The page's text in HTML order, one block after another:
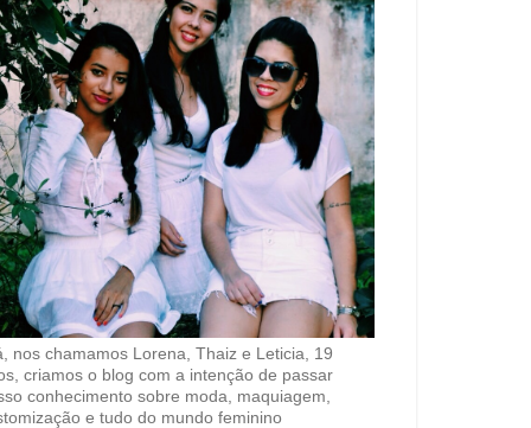
nos chamamos Lorena, Thaiz e Leticia, 19
criamos o blog com a intenção de passar
conhecimento sobre moda, maquiagem,
e tudo do mundo feminino